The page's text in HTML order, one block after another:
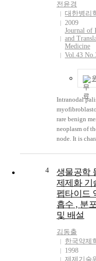
전윤경
대한병리
2009
Journal of
and
Medicine
Vol.43
Intranodal
rare benign
neoplasm of
node. It is
amianthoid
prominent
has been
in South
here on a case
palisaded
arose in the
lymph node.
mass was well
4
생물공학
제제화 기
펩타이드
흡수 , 분
및 배설
김동출
한국약제
1998
제제기술